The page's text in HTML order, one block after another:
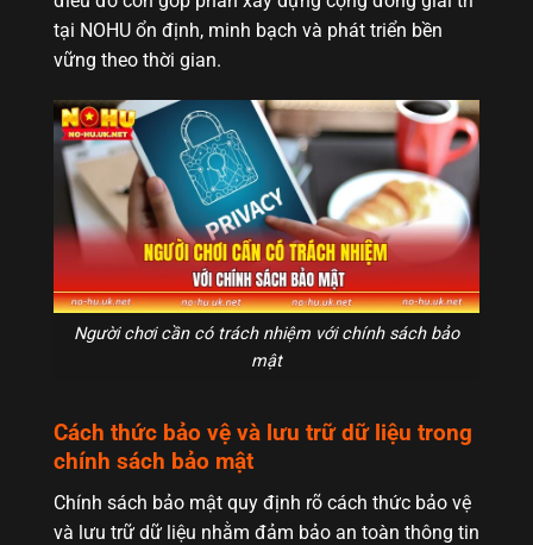
tại NOHU ổn định, minh bạch và phát triển bền
vững theo thời gian.
Người chơi cần có trách nhiệm với chính sách bảo
mật
Cách thức bảo vệ và lưu trữ dữ liệu trong
chính sách bảo mật
Chính sách bảo mật quy định rõ cách thức bảo vệ
và lưu trữ dữ liệu nhằm đảm bảo an toàn thông tin